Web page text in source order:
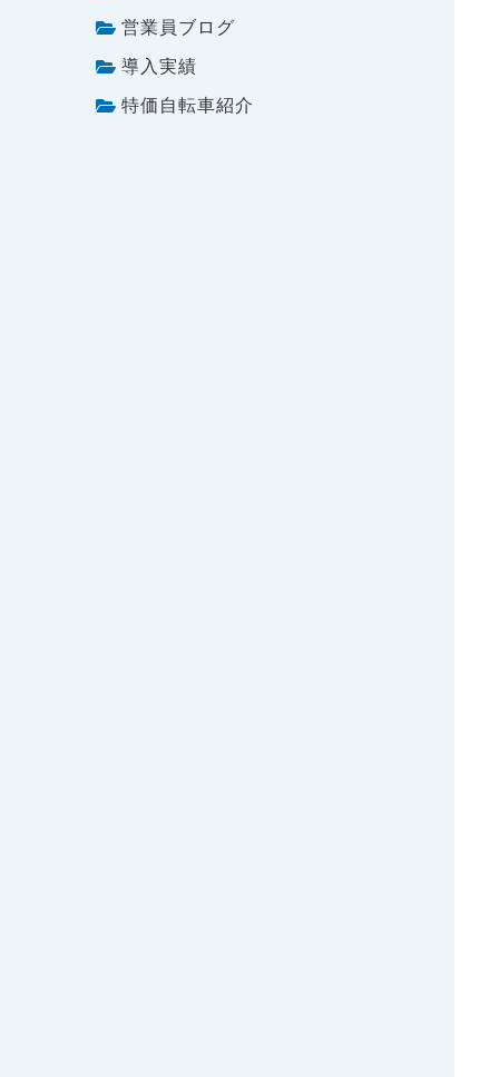
営業員ブログ
導入実績
特価自転車紹介